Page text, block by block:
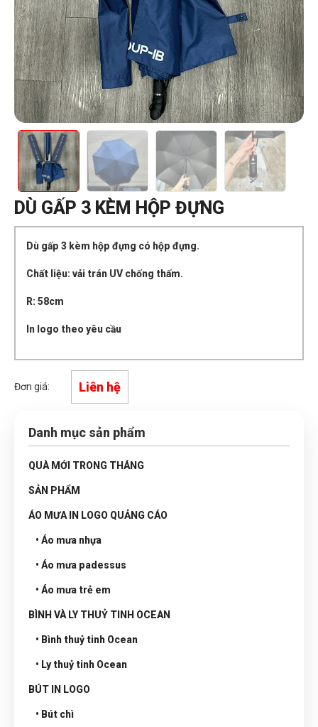
DÙ GẤP 3 KÈM HỘP ĐỰNG
Dù gấp 3 kèm hộp đựng có hộp đựng.
Chất liệu: vải trán UV chống thấm.
R: 58cm
In logo theo yêu cầu
Đơn giá: Liên hệ
Danh mục sản phẩm
QUÀ MỚI TRONG THÁNG
SẢN PHẨM
ÁO MƯA IN LOGO QUẢNG CÁO
• Áo mưa nhựa
• Áo mưa padessus
• Áo mưa trẻ em
BÌNH VÀ LY THUỶ TINH OCEAN
• Bình thuỷ tinh Ocean
• Ly thuỷ tinh Ocean
BÚT IN LOGO
• Bút chì